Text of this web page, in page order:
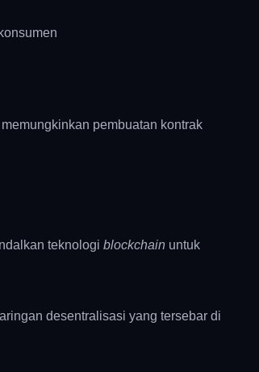
pembuatan kontrak
teknologi blockchain untuk
desentralisasi yang tersebar di